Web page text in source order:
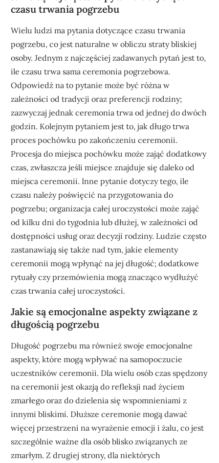
czasu trwania pogrzebu
Wielu ludzi ma pytania dotyczące czasu trwania
pogrzebu, co jest naturalne w obliczu straty bliskiej
osoby. Jednym z najczęściej zadawanych pytań jest to,
ile czasu trwa sama ceremonia pogrzebowa.
Odpowiedź na to pytanie może być różna w
zależności od tradycji oraz preferencji rodziny;
zazwyczaj jednak ceremonia trwa od jednej do dwóch
godzin. Kolejnym pytaniem jest to, jak długo trwa
proces pochówku po zakończeniu ceremonii.
Procesja do miejsca pochówku może zająć dodatkowy
czas, zwłaszcza jeśli miejsce znajduje się daleko od
miejsca ceremonii. Inne pytanie dotyczy tego, ile
czasu należy poświęcić na przygotowania do
pogrzebu; organizacja całej uroczystości może zająć
od kilku dni do tygodnia lub dłużej, w zależności od
dostępności usług oraz decyzji rodziny. Ludzie często
zastanawiają się także nad tym, jakie elementy
ceremonii mogą wpłynąć na jej długość; dodatkowe
rytuały czy przemówienia mogą znacząco wydłużyć
czas trwania całej uroczystości.
Jakie są emocjonalne aspekty związane z
długością pogrzebu
Długość pogrzebu ma również swoje emocjonalne
aspekty, które mogą wpływać na samopoczucie
uczestników ceremonii. Dla wielu osób czas spędzony
na ceremonii jest okazją do refleksji nad życiem
zmarłego oraz do dzielenia się wspomnieniami z
innymi bliskimi. Dłuższe ceremonie mogą dawać
więcej przestrzeni na wyrażenie emocji i żalu, co jest
szczególnie ważne dla osób blisko związanych ze
zmarłym. Z drugiej strony, dla niektórych